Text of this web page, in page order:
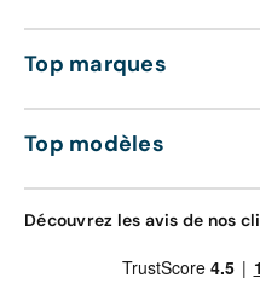
Top marques
Top modèles
Découvrez les avis de nos